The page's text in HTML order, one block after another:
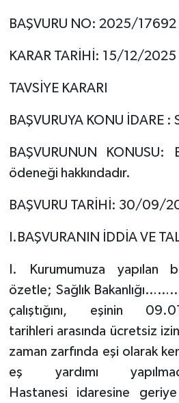
BAŞVURU NO: 2025/17692
KARAR TARİHİ: 15/12/2025
TAVSİYE KARARI
BAŞVURUYA KONU İDARE :
BAŞVURUNUN KONUSU:
ödeneği hakkındadır.
BAŞVURU TARİHİ: 30/09/
I.BAŞVURANIN İDDİA VE
I. Kurumumuza yapılan
özetle; Sağlık
çalıştığını, eşinin
tarihleri arasında ücretsiz
zaman zarfında eşi olarak
eş yardımı
Hastanesi idaresine